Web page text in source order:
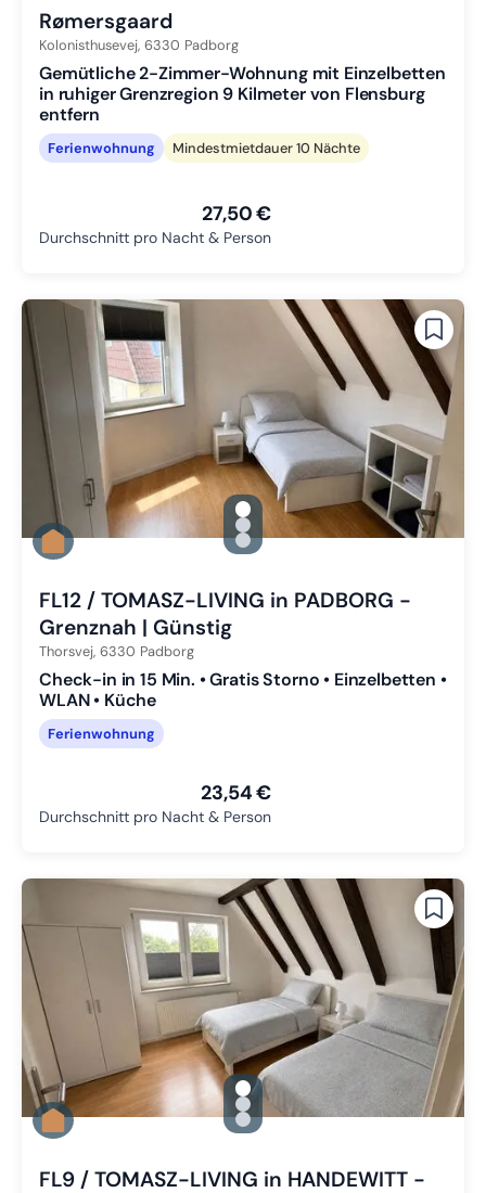
Rømersgaard
Kolonisthusevej, 6330 Padborg
Gemütliche 2-Zimmer-Wohnung mit Einzelbetten
in ruhiger Grenzregion 9 Kilmeter von Flensburg
entfern
Ferienwohnung Mindestmietdauer 10 Nächte
27,50 €
Durchschnitt pro Nacht & Person
gallery.slide_selector
Zu Slide 1 wechseln
Zu Slide 2 wechseln
Zu Slide 3 wechseln
FL12 / TOMASZ-LIVING in PADBORG -
Grenznah | Günstig
Thorsvej, 6330 Padborg
Check-in in 15 Min. • Gratis Storno • Einzelbetten •
WLAN • Küche
Ferienwohnung
23,54 €
Durchschnitt pro Nacht & Person
gallery.slide_selector
Zu Slide 1 wechseln
Zu Slide 2 wechseln
Zu Slide 3 wechseln
FL9 / TOMASZ-LIVING in HANDEWITT -